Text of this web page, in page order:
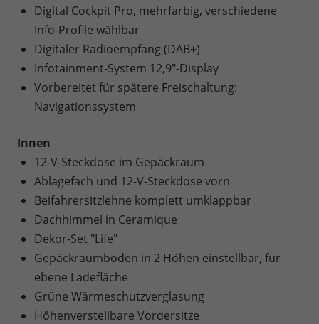
Digital Cockpit Pro, mehrfarbig, verschiedene
Info-Profile wählbar
Digitaler Radioempfang (DAB+)
Infotainment-System 12,9"-Display
Vorbereitet für spätere Freischaltung:
Navigationssystem
Innen
12-V-Steckdose im Gepäckraum
Ablagefach und 12-V-Steckdose vorn
Beifahrersitzlehne komplett umklappbar
Dachhimmel in Ceramique
Dekor-Set "Life"
Gepäckraumboden in 2 Höhen einstellbar, für
ebene Ladefläche
Grüne Wärmeschutzverglasung
Höhenverstellbare Vordersitze